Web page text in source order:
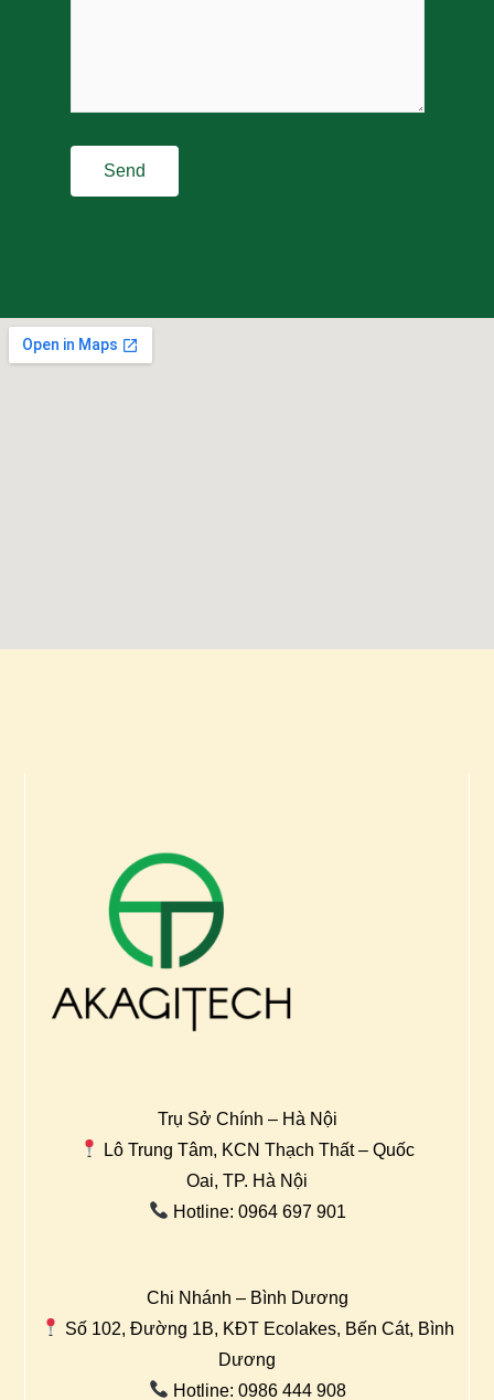
Trụ Sở Chính – Hà Nội
Lô Trung Tâm, KCN Thạch Thất – Quốc
Oai, TP. Hà Nội
Hotline: 0964 697 901
Chi Nhánh – Bình Dương
Số 102, Đường 1B, KĐT Ecolakes, Bến Cát, Bình
Dương
Hotline: 0986 444 908